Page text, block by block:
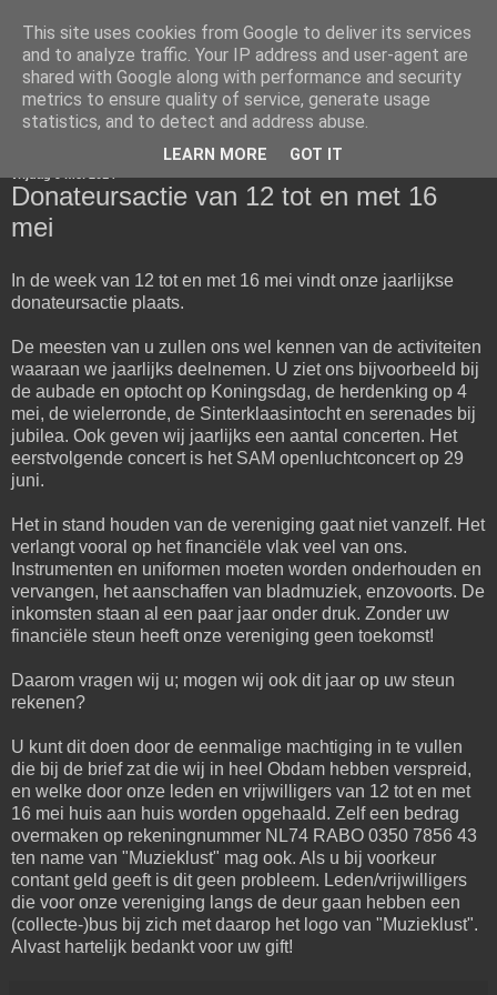
Muzieklust Obdam
Donateursactie van 12 tot en met 16
mei
In de week van 12 tot en met 16 mei vindt onze jaarlijkse
donateursactie plaats.
De meesten van u zullen ons wel kennen van de activiteiten
waaraan we jaarlijks deelnemen. U ziet ons bijvoorbeeld bij
de aubade en optocht op Koningsdag, de herdenking op 4
mei, de wielerronde, de Sinterklaasintocht en serenades bij
jubilea. Ook geven wij jaarlijks een aantal concerten. Het
eerstvolgende concert is het SAM openluchtconcert op 29
juni.
Het in stand houden van de vereniging gaat niet vanzelf. Het
verlangt vooral op het financiële vlak veel van ons.
Instrumenten en uniformen moeten worden onderhouden en
vervangen, het aanschaffen van bladmuziek, enzovoorts. De
inkomsten staan al een paar jaar onder druk. Zonder uw
financiële steun heeft onze vereniging geen toekomst!
Daarom vragen wij u; mogen wij ook dit jaar op uw steun
rekenen?
U kunt dit doen door de eenmalige machtiging in te vullen
die bij de brief zat die wij in heel Obdam hebben verspreid,
en welke door onze leden en vrijwilligers van 12 tot en met
16 mei huis aan huis worden opgehaald. Zelf een bedrag
overmaken op rekeningnummer NL74 RABO 0350 7856 43
ten name van "Muzieklust" mag ook. Als u bij voorkeur
contant geld geeft is dit geen probleem. Leden/vrijwilligers
die voor onze vereniging langs de deur gaan hebben een
(collecte-)bus bij zich met daarop het logo van "Muzieklust".
Alvast hartelijk bedankt voor uw gift!
This site uses cookies from Google to deliver its services
and to analyze traffic. Your IP address and user-agent are
shared with Google along with performance and security
metrics to ensure quality of service, generate usage
statistics, and to detect and address abuse.
LEARN MORE GOT IT